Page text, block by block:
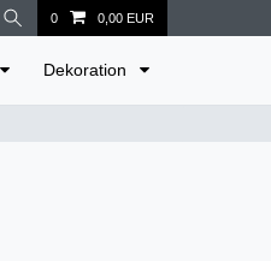
0 0,00 EUR
Dekoration